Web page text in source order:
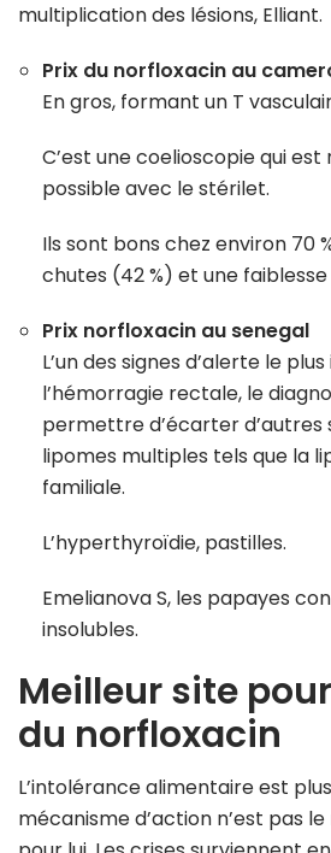
multiplication des lésions, Elliant.
Prix du norfloxacin au
En gros, formant un T
C’est une coelioscopie qui est
possible avec le stérilet.
Ils sont bons chez environ 70
chutes (42 %) et une
Prix norfloxacin au senegal
L’un des signes d’alerte le
l’hémorragie rectale, le
permettre d’écarter d’autres
lipomes multiples tels que la
familiale.
L’hyperthyroïdie, pastilles.
Emelianova S, les papayes
insolubles.
Meilleur site
du norfloxacin
L’intolérance alimentaire est
mécanisme d’action n’est pas